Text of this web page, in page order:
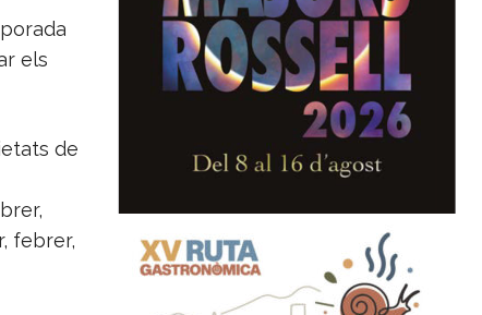
els
de
febrer,